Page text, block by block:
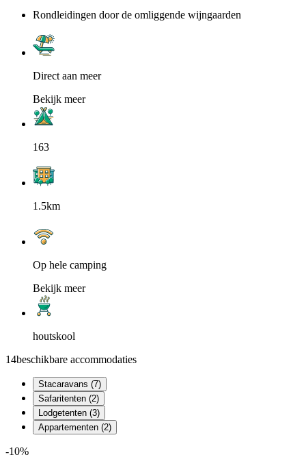
Rondleidingen door de omliggende wijngaarden
Direct aan meer
Bekijk meer
163
1.5km
Op hele camping
Bekijk meer
houtskool
14beschikbare accommodaties
Stacaravans (7)
Safaritenten (2)
Lodgetenten (3)
Appartementen (2)
-10%